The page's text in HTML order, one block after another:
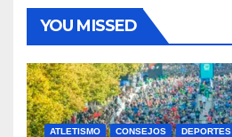
YOU MISSED
ATLETISMO CONSEJOS DEPORTES